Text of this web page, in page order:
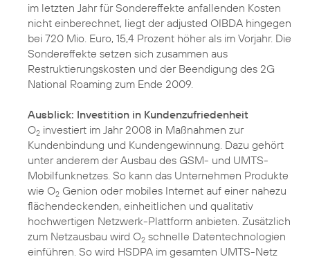
im letzten Jahr für Sondereffekte anfallenden Kosten
nicht einberechnet, liegt der adjusted OIBDA hingegen
bei 720 Mio. Euro, 15,4 Prozent höher als im Vorjahr. Die
Sondereffekte setzen sich zusammen aus
Restruktierungskosten und der Beendigung des 2G
National Roaming zum Ende 2009.
Ausblick: Investition in Kundenzufriedenheit
O2 investiert im Jahr 2008 in Maßnahmen zur
Kundenbindung und Kundengewinnung. Dazu gehört
unter anderem der Ausbau des GSM- und UMTS-
Mobilfunknetzes. So kann das Unternehmen Produkte
wie O2 Genion oder mobiles Internet auf einer nahezu
flächendeckenden, einheitlichen und qualitativ
hochwertigen Netzwerk-Plattform anbieten. Zusätzlich
zum Netzausbau wird O2 schnelle Datentechnologien
einführen. So wird HSDPA im gesamten UMTS-Netz